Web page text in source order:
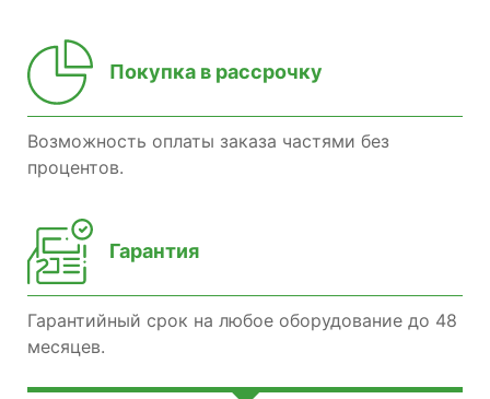
Покупка в рассрочку
Возможность оплаты заказа частями без
процентов.
Гарантия
Гарантийный срок на любое оборудование до 48
месяцев.